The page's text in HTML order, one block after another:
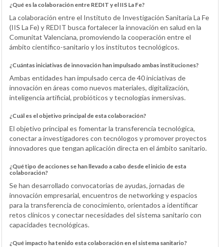
¿Qué es la colaboración entre REDIT y el IIS La Fe?
La colaboración entre el Instituto de Investigación Sanitaria La Fe
(IIS La Fe) y REDIT busca fortalecer la innovación en salud en la
Comunitat Valenciana, promoviendo la cooperación entre el
ámbito científico-sanitario y los institutos tecnológicos.
¿Cuántas iniciativas de innovación han impulsado ambas instituciones?
Ambas entidades han impulsado cerca de 40 iniciativas de
innovación en áreas como nuevos materiales, digitalización,
inteligencia artificial, probióticos y tecnologías inmersivas.
¿Cuál es el objetivo principal de esta colaboración?
El objetivo principal es fomentar la transferencia tecnológica,
conectar a investigadores con tecnólogos y promover proyectos
innovadores que tengan aplicación directa en el ámbito sanitario.
¿Qué tipo de acciones se han llevado a cabo desde el inicio de esta
colaboración?
Se han desarrollado convocatorias de ayudas, jornadas de
innovación empresarial, encuentros de networking y espacios
para la transferencia de conocimiento, orientados a identificar
retos clínicos y conectar necesidades del sistema sanitario con
capacidades tecnológicas.
¿Qué impacto ha tenido esta colaboración en el sistema sanitario?